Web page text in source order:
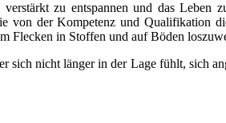
zu entspannen und das Leben
von der Kompetenz und Qualifikation
in Stoffen und auf Böden
sich nicht länger in der Lage fühlt, sich